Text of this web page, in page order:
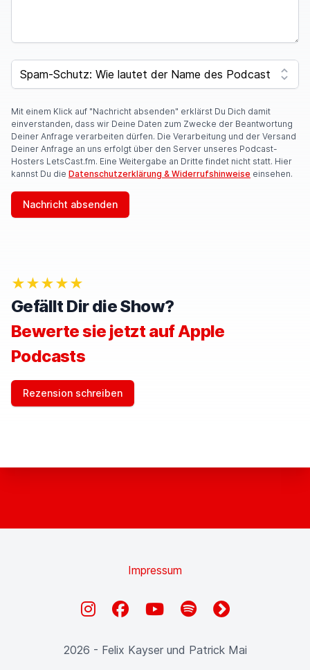
SPAM CAPTCHA
Mit einem Klick auf "Nachricht absenden" erklärst Du Dich damit
einverstanden, dass wir Deine Daten zum Zwecke der Beantwortung
Deiner Anfrage verarbeiten dürfen. Die Verarbeitung und der Versand
Deiner Anfrage an uns erfolgt über den Server unseres Podcast-
Hosters LetsCast.fm. Eine Weitergabe an Dritte findet nicht statt. Hier
kannst Du die Datenschutzerklärung & Widerrufshinweise einsehen.
Nachricht absenden
★★★★★
Gefällt Dir die Show?
Bewerte sie jetzt auf Apple
Podcasts
Rezension schreiben
Impressum
InstagramFacebookYouTubeSpotifyfyyd
2026 - Felix Kayser und Patrick Mai